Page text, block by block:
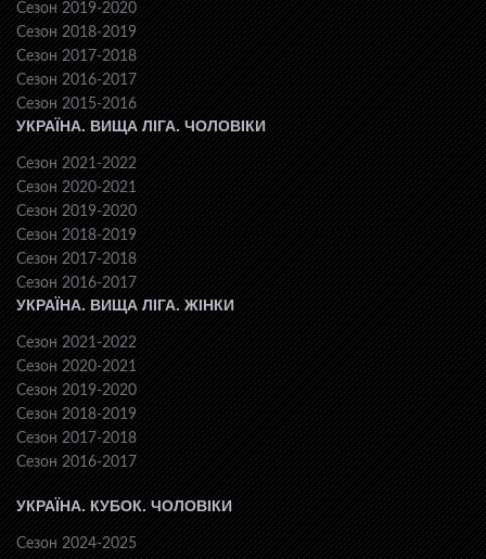
Сезон 2019-2020
Сезон 2018-2019
Сезон 2017-2018
Сезон 2016-2017
Сезон 2015-2016
УКРАЇНА. ВИЩА ЛІГА. ЧОЛОВІКИ
Сезон 2021-2022
Сезон 2020-2021
Сезон 2019-2020
Сезон 2018-2019
Сезон 2017-2018
Сезон 2016-2017
УКРАЇНА. ВИЩА ЛІГА. ЖІНКИ
Сезон 2021-2022
Сезон 2020-2021
Сезон 2019-2020
Сезон 2018-2019
Сезон 2017-2018
Сезон 2016-2017
УКРАЇНА. КУБОК. ЧОЛОВІКИ
Сезон 2024-2025